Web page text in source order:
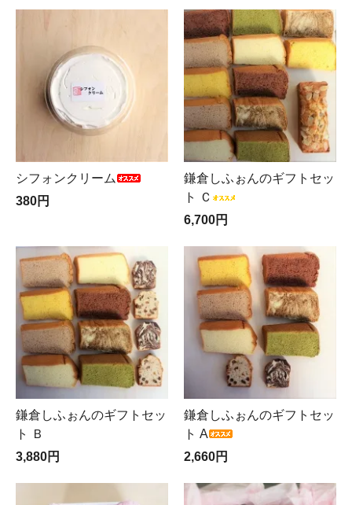
シフォンクリーム
380円
鎌倉しふぉんのギフトセッ
ト Ｃ
6,700円
鎌倉しふぉんのギフトセッ
ト Ｂ
3,880円
鎌倉しふぉんのギフトセッ
ト A
2,660円